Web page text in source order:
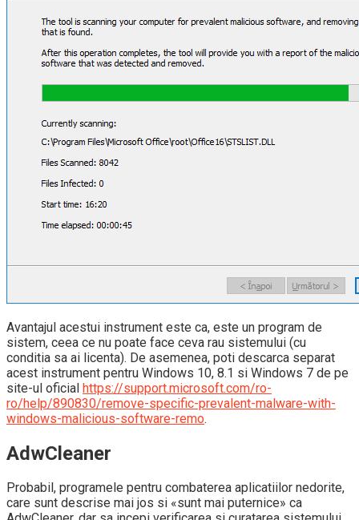
Avantajul acestui instrument este ca, este un program de
sistem, ceea ce nu poate face ceva rau sistemului (cu
conditia sa ai licenta). De asemenea, poti descarca separat
acest instrument pentru Windows 10, 8.1 si Windows 7 de pe
site-ul oficial https://support.microsoft.com/ro-
ro/help/890830/remove-specific-prevalent-malware-with-
windows-malicious-software-remo.
AdwCleaner
Probabil, programele pentru combaterea aplicatiilor nedorite,
care sunt descrise mai jos si «sunt mai puternice» ca